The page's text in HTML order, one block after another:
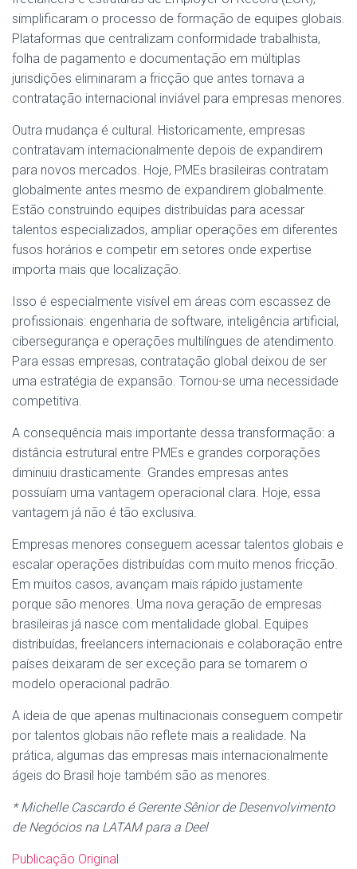
simplificaram o processo de formação de equipes globais.
Plataformas que centralizam conformidade trabalhista,
folha de pagamento e documentação em múltiplas
jurisdições eliminaram a fricção que antes tornava a
contratação internacional inviável para empresas menores.
Outra mudança é cultural. Historicamente, empresas
contratavam internacionalmente depois de expandirem
para novos mercados. Hoje, PMEs brasileiras contratam
globalmente antes mesmo de expandirem globalmente.
Estão construindo equipes distribuídas para acessar
talentos especializados, ampliar operações em diferentes
fusos horários e competir em setores onde expertise
importa mais que localização.
Isso é especialmente visível em áreas com escassez de
profissionais: engenharia de software, inteligência artificial,
cibersegurança e operações multilíngues de atendimento.
Para essas empresas, contratação global deixou de ser
uma estratégia de expansão. Tornou-se uma necessidade
competitiva.
A consequência mais importante dessa transformação: a
distância estrutural entre PMEs e grandes corporações
diminuiu drasticamente. Grandes empresas antes
possuíam uma vantagem operacional clara. Hoje, essa
vantagem já não é tão exclusiva.
Empresas menores conseguem acessar talentos globais e
escalar operações distribuídas com muito menos fricção.
Em muitos casos, avançam mais rápido justamente
porque são menores. Uma nova geração de empresas
brasileiras já nasce com mentalidade global. Equipes
distribuídas, freelancers internacionais e colaboração entre
países deixaram de ser exceção para se tornarem o
modelo operacional padrão.
A ideia de que apenas multinacionais conseguem competir
por talentos globais não reflete mais a realidade. Na
prática, algumas das empresas mais internacionalmente
ágeis do Brasil hoje também são as menores.
* Michelle Cascardo é Gerente Sênior de Desenvolvimento
de Negócios na LATAM para a Deel
Publicação Original